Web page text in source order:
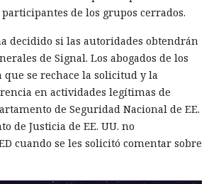
de los grupos cerrados.
decidido si las autoridades obtendrán
de Signal. Los abogados de los
se rechace la solicitud y la
en actividades legítimas de
de Seguridad Nacional de EE.
de Justicia de EE. UU. no
cuando se les solicitó comentar sobre